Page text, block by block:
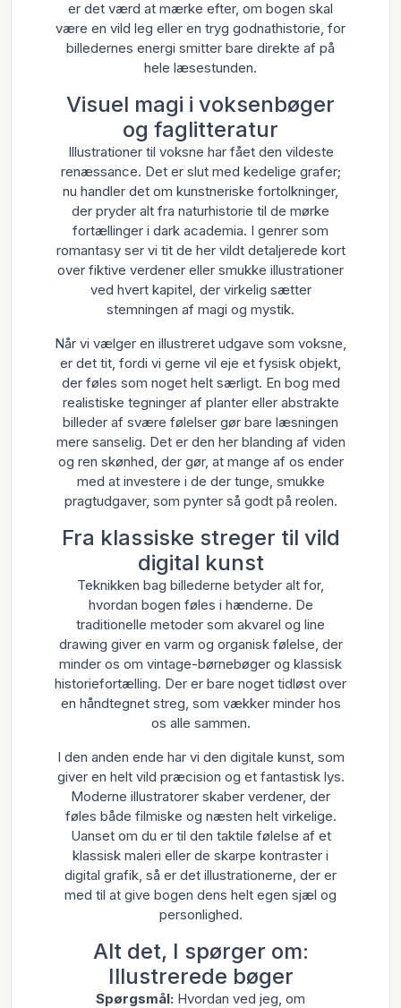
er det værd at mærke efter, om bogen skal
være en vild leg eller en tryg godnathistorie, for
billedernes energi smitter bare direkte af på
hele læsestunden.
Visuel magi i voksenbøger
og faglitteratur
Illustrationer til voksne har fået den vildeste
renæssance. Det er slut med kedelige grafer;
nu handler det om kunstneriske fortolkninger,
der pryder alt fra naturhistorie til de mørke
fortællinger i dark academia. I genrer som
romantasy ser vi tit de her vildt detaljerede kort
over fiktive verdener eller smukke illustrationer
ved hvert kapitel, der virkelig sætter
stemningen af magi og mystik.
Når vi vælger en illustreret udgave som voksne,
er det tit, fordi vi gerne vil eje et fysisk objekt,
der føles som noget helt særligt. En bog med
realistiske tegninger af planter eller abstrakte
billeder af svære følelser gør bare læsningen
mere sanselig. Det er den her blanding af viden
og ren skønhed, der gør, at mange af os ender
med at investere i de der tunge, smukke
pragtudgaver, som pynter så godt på reolen.
Fra klassiske streger til vild
digital kunst
Teknikken bag billederne betyder alt for,
hvordan bogen føles i hænderne. De
traditionelle metoder som akvarel og line
drawing giver en varm og organisk følelse, der
minder os om vintage-børnebøger og klassisk
historiefortælling. Der er bare noget tidløst over
en håndtegnet streg, som vækker minder hos
os alle sammen.
I den anden ende har vi den digitale kunst, som
giver en helt vild præcision og et fantastisk lys.
Moderne illustratorer skaber verdener, der
føles både filmiske og næsten helt virkelige.
Uanset om du er til den taktile følelse af et
klassisk maleri eller de skarpe kontraster i
digital grafik, så er det illustrationerne, der er
med til at give bogen dens helt egen sjæl og
personlighed.
Alt det, I spørger om:
Illustrerede bøger
Spørgsmål: Hvordan ved jeg, om